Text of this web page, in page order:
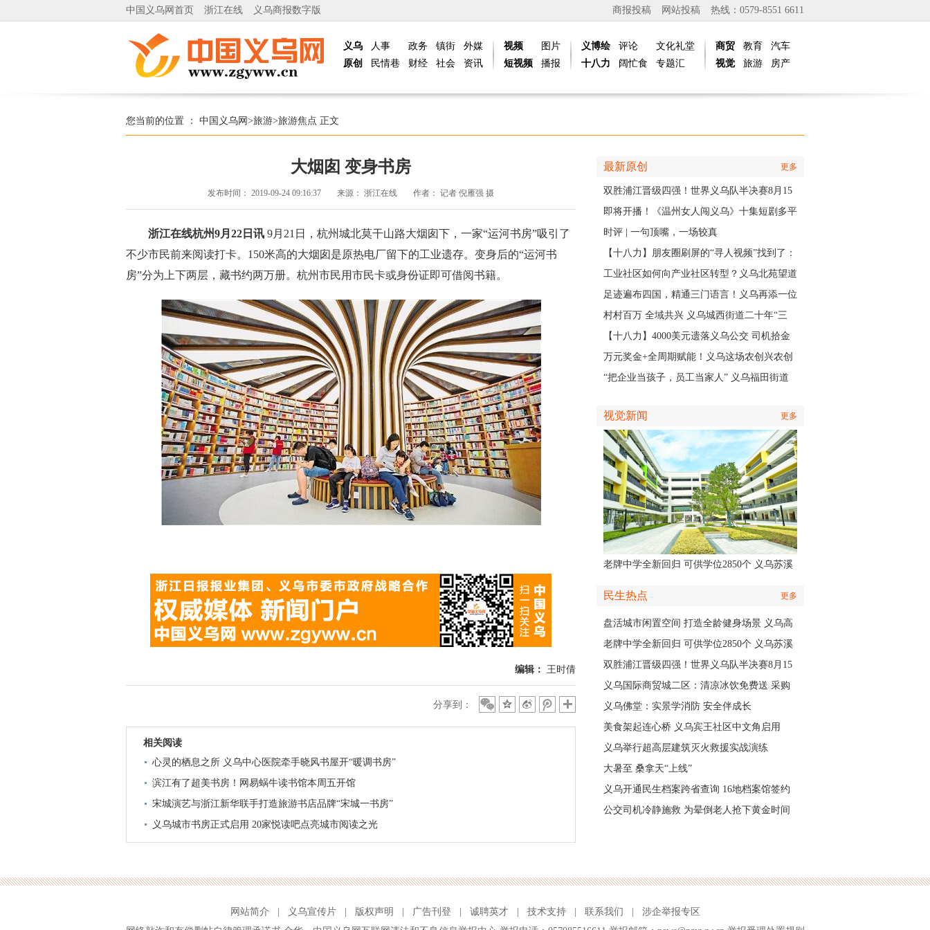
中国义乌网首页 浙江在线 义乌商报数字版 热线：0579-8551 6611
网站投稿
商报投稿
义乌
原创
人事
民情巷
政务
财经
镇街
社会
外媒
资讯
视频
短视频
图片
播报
义博绘
十八力
评论
阔忙食
文化礼堂
专题汇
商贸
视觉
教育
旅游
汽车
房产
您当前的位置 ： 中国义乌网 >旅游>旅游焦点 正文
大烟囱 变身书房
发布时间： 2019-09-24 09:16:37 来源： 浙江在线 作者： 记者 倪雁强 摄
浙江在线杭州9月22日讯 9月21日，杭州城北莫干山路大烟囱下，一家“运河书房”吸引了
不少市民前来阅读打卡。150米高的大烟囱是原热电厂留下的工业遗存。变身后的“运河书
房”分为上下两层，藏书约两万册。杭州市民用市民卡或身份证即可借阅书籍。
编辑： 王时倩
分享到：
相关阅读
心灵的栖息之所 义乌中心医院牵手晓风书屋开“暖调书房”
滨江有了超美书房！网易蜗牛读书馆本周五开馆
宋城演艺与浙江新华联手打造旅游书店品牌“宋城一书房”
义乌城市书房正式启用 20家悦读吧点亮城市阅读之光
最新原创 更多
双胜浦江晋级四强！世界义乌队半决赛8月15
日主场开打
即将开播！《温州女人闯义乌》十集短剧多平
台同步上线
时评 | 一句顶嘴，一场较真
【十八力】朋友圈刷屏的“寻人视频”找到了：
那个递出雨衣的义乌排水人，原来是他
工业社区如何向产业社区转型？义乌北苑望道
社区将IP作为“金钥匙”
足迹遍布四国，精通三门语言！义乌再添一位
外籍医生
村村百万 全域共兴 义乌城西街道二十年“三
地”实践，绘就产业共富新图景
【十八力】4000美元遗落义乌公交 司机拾金
不昧获外国客商点赞
万元奖金+全周期赋能！义乌这场农创兴农创
业大赛开启报名
“把企业当孩子，员工当家人” 义乌福田街道
视觉新闻 更多
老牌中学全新回归 可供学位2850个 义乌苏溪
民生热点 更多
盘活城市闲置空间 打造全龄健身场景 义乌高
质量落地省级文体民生实事
老牌中学全新回归 可供学位2850个 义乌苏溪
中学9月投用
双胜浦江晋级四强！世界义乌队半决赛8月15
日主场开打
义乌国际商贸城二区：清凉冰饮免费送 采购
商可就近领取
义乌佛堂：实景学消防 安全伴成长
美食架起连心桥 义乌宾王社区中文角启用
义乌举行超高层建筑灭火救援实战演练
大暑至 桑拿天“上线”
义乌开通民生档案跨省查询 16地档案馆签约
合作
公交司机冷静施救 为晕倒老人抢下黄金时间
网站简介 义乌宣传片 版权声明 广告刊登 诚聘英才 技术支持 联系我们
涉企举报专区